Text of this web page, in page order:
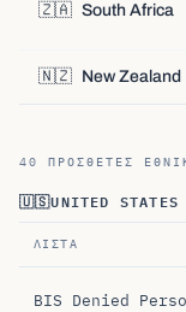
🇿🇦 South Africa
🇳🇿 New Zealand
40 ΠΡΌΣΘΕΤΕΣ
🇺🇸UNITED STATES
ΛΊΣΤΑ
BIS Denied